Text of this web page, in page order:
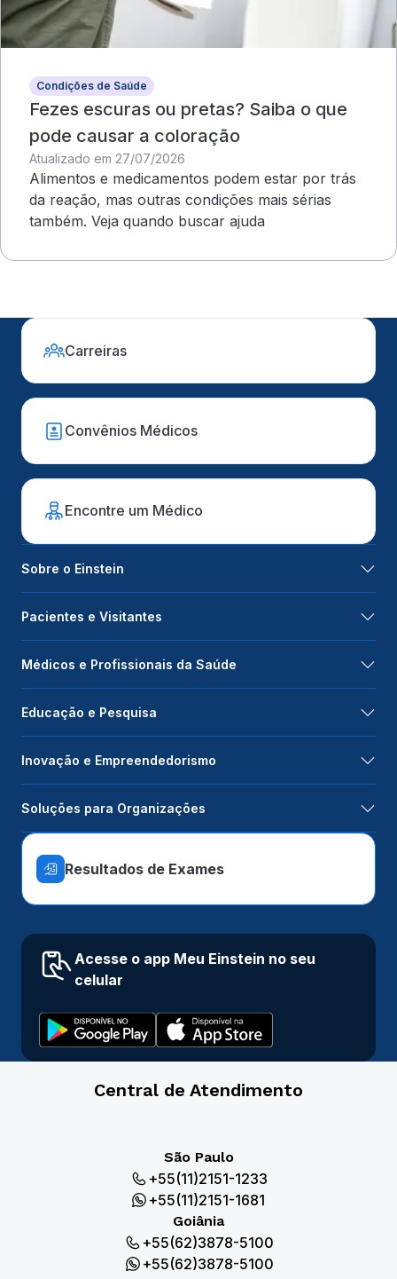
Condições de Saúde
Fezes escuras ou pretas? Saiba o que
pode causar a coloração
Atualizado em 27/07/2026
Alimentos e medicamentos podem estar por trás
da reação, mas outras condições mais sérias
também. Veja quando buscar ajuda
Carreiras
Convênios Médicos
Encontre um Médico
Sobre o Einstein
Pacientes e Visitantes
Médicos e Profissionais da Saúde
Educação e Pesquisa
Inovação e Empreendedorismo
Soluções para Organizações
Resultados de Exames
Acesse o app Meu Einstein no seu
celular
Central de Atendimento
São Paulo
+55(11)2151-1233
+55(11)2151-1681
Goiânia
+55(62)3878-5100
+55(62)3878-5100